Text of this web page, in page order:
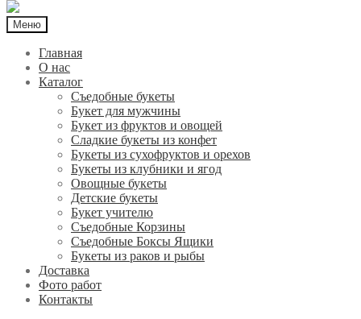
Меню
Главная
О нас
Каталог
Съедобные букеты
Букет для мужчины
Букет из фруктов и овощей
Сладкие букеты из конфет
Букеты из сухофруктов и орехов
Букеты из клубники и ягод
Овощные букеты
Детские букеты
Букет учителю
Съедобные Корзины
Съедобные Боксы Ящики
Букеты из раков и рыбы
Доставка
Фото работ
Контакты